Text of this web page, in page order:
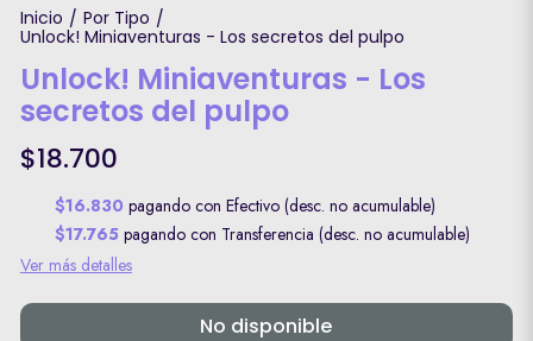
Inicio / Por Tipo /
Unlock! Miniaventuras - Los secretos del pulpo
Unlock! Miniaventuras - Los
secretos del pulpo
$18.700
$16.830 pagando con Efectivo (desc. no acumulable)
$17.765 pagando con Transferencia (desc. no acumulable)
Ver más detalles
No disponible